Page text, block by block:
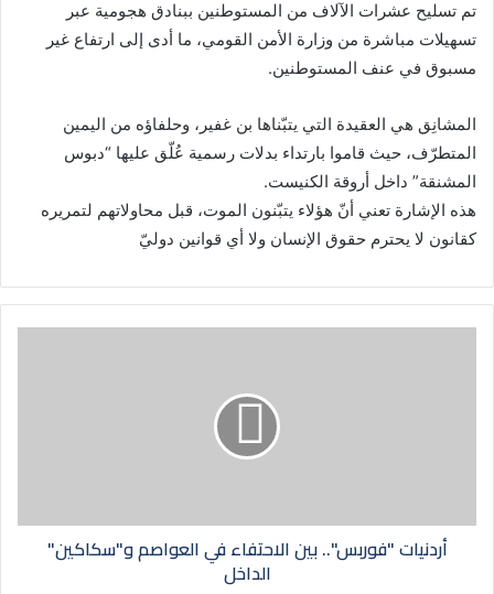
تم تسليح عشرات الآلاف من المستوطنين ببنادق هجومية عبر
تسهيلات مباشرة من وزارة الأمن القومي، ما أدى إلى ارتفاع غير
مسبوق في عنف المستوطنين.
المشانِق هي العقيدة التي يتبّناها بن غفير، وحلفاؤه من اليمين
المتطرّف، حيث قاموا بارتداء بدلات رسمية عُلّق عليها “دبوس
المشنقة” داخل أروقة الكنيست.
هذه الإشارة تعني أنّ هؤلاء يتبّنون الموت، قبل محاولاتهم لتمريره
كقانون لا يحترم حقوق الإنسان ولا أي قوانين دوليّ
أردنيات "فوربس".. بين الاحتفاء في العواصم و"سكاكين"
الداخل